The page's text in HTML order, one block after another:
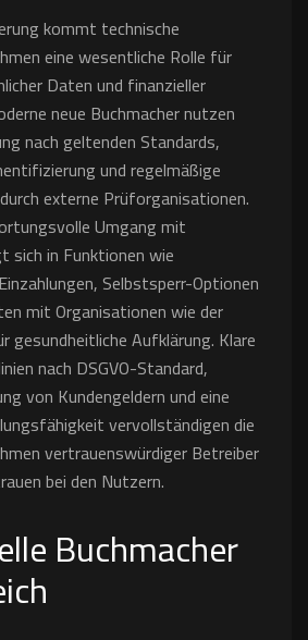
kommt technische
eine wesentliche Rolle für
Daten und finanzieller
neue Buchmacher nutzen
nach geltenden Standards,
und regelmäßige
externe Prüforganisationen.
Umgang mit
sich in Funktionen wie
Selbstsperr-Optionen
mit Organisationen wie der
gesundheitliche Aufklärung. Klare
nach DSGVO-Standard,
von Kundengeldern und eine
vervollständigen die
vertrauenswürdiger Betreiber
bei den Nutzern.
Buchmacher